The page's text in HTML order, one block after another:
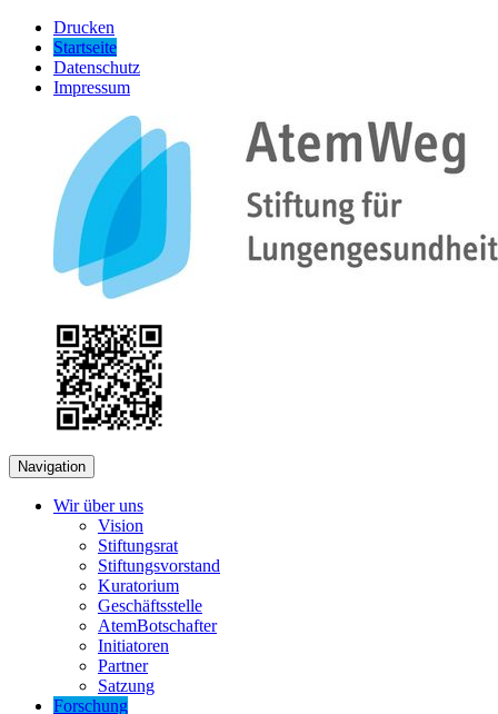
Drucken
Startseite
Datenschutz
Impressum
Navigation
Wir über uns
Vision
Stiftungsrat
Stiftungsvorstand
Kuratorium
Geschäftsstelle
AtemBotschafter
Initiatoren
Partner
Satzung
Forschung